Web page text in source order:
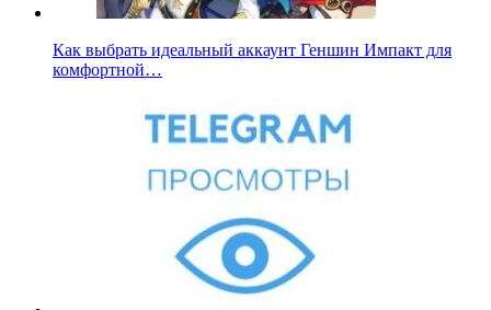
Как выбрать идеальный аккаунт Геншин Импакт для
комфортной…